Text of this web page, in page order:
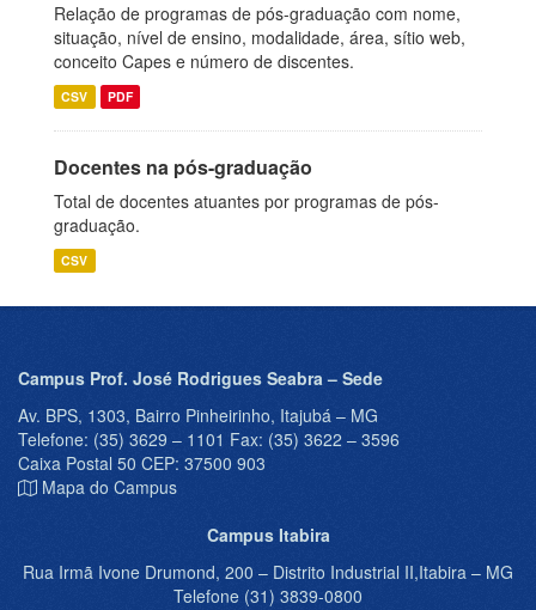
Relação de programas de pós-graduação com nome,
situação, nível de ensino, modalidade, área, sítio web,
conceito Capes e número de discentes.
CSV PDF
Docentes na pós-graduação
Total de docentes atuantes por programas de pós-
graduação.
CSV
Campus Prof. José Rodrigues Seabra – Sede
Av. BPS, 1303, Bairro Pinheirinho, Itajubá – MG
Telefone: (35) 3629 – 1101 Fax: (35) 3622 – 3596
Caixa Postal 50 CEP: 37500 903
Mapa do Campus
Campus Itabira
Rua Irmã Ivone Drumond, 200 – Distrito Industrial II,Itabira – MG
Telefone (31) 3839-0800